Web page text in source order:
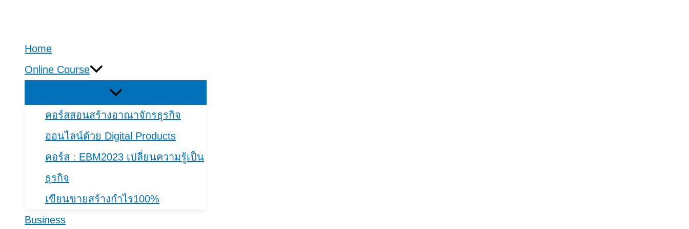
content
Home
Online Course
คอร์สสอนสร้างอาณาจักรธุรกิจ
ออนไลน์ด้วย Digital Products
คอร์​ส : EBM2023 เปลี่ยนความรู้เป็น
ธุรกิจ
เขียนขายสร้างกำไร100%
Business